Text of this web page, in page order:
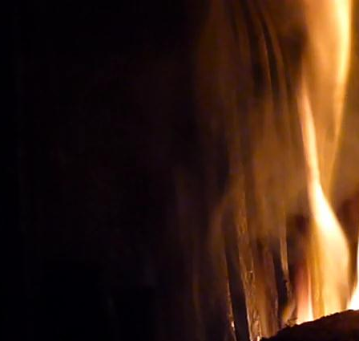
Oenotourisme:
ACHETER LES BONS
Vignes et vin